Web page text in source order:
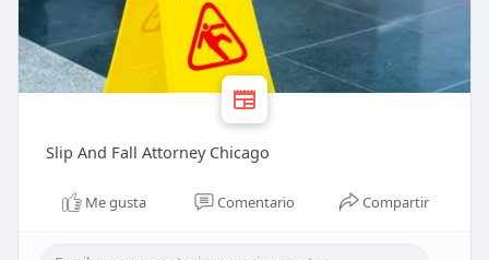
Slip And Fall Attorney Chicago
Me gusta Comentario Compartir